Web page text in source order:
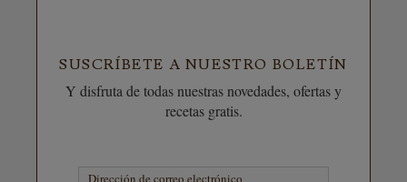
SUSCRÍBETE A NUESTRO BOLETÍN
Y disfruta de todas nuestras novedades, ofertas y
recetas gratis.